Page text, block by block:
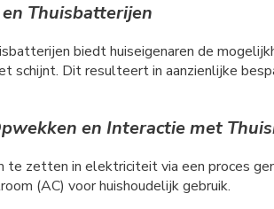
Thuisbatterijen
biedt huiseigenaren de
schijnt. Dit resulteert in aanzienlijke
en Interactie met
te zetten in elektriciteit via een proces
(AC) voor huishoudelijk gebruik.